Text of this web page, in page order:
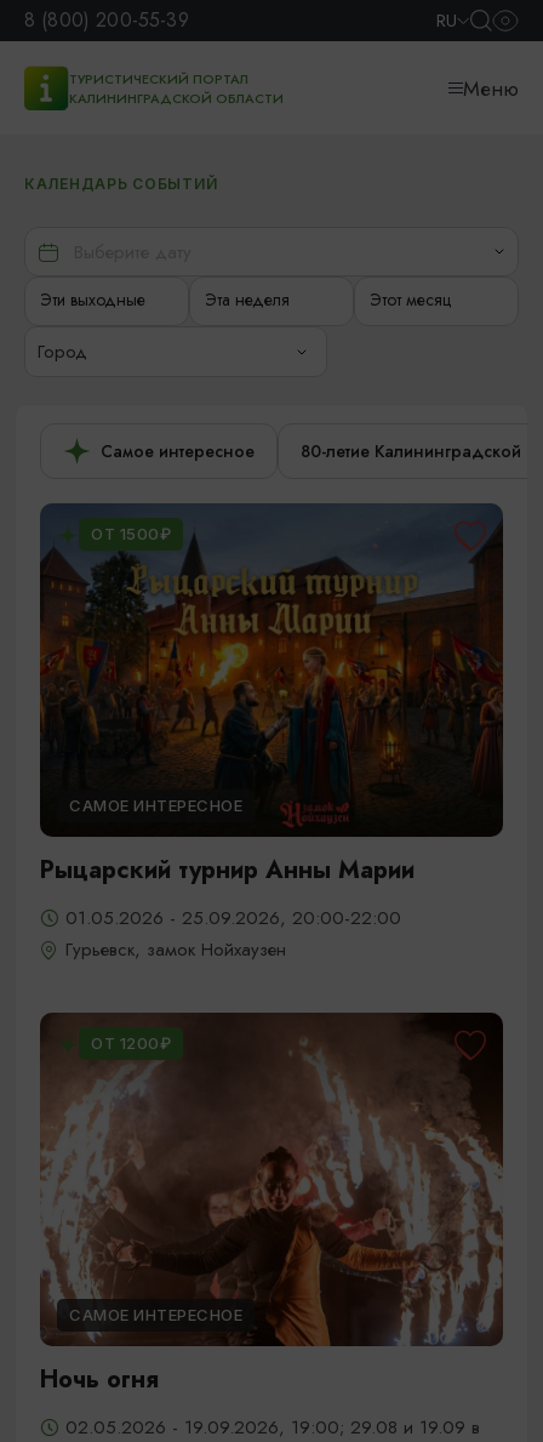
8 (800) 200-55-39 RU
ТУРИСТИЧЕСКИЙ ПОРТАЛ
КАЛИНИНГРАДСКОЙ ОБЛАСТИ
Меню
КАЛЕНДАРЬ СОБЫТИЙ
Эти выходные Эта неделя Этот месяц
Город
Самое интересное 80-летие Калининградской
ОТ 1500₽
САМОЕ ИНТЕРЕСНОЕ
Рыцарский турнир Анны Марии
01.05.2026 - 25.09.2026, 20:00-22:00
Гурьевск, замок Нойхаузен
ОТ 1200₽
САМОЕ ИНТЕРЕСНОЕ
Ночь огня
02.05.2026 - 19.09.2026, 19:00; 29.08 и 19.09 в